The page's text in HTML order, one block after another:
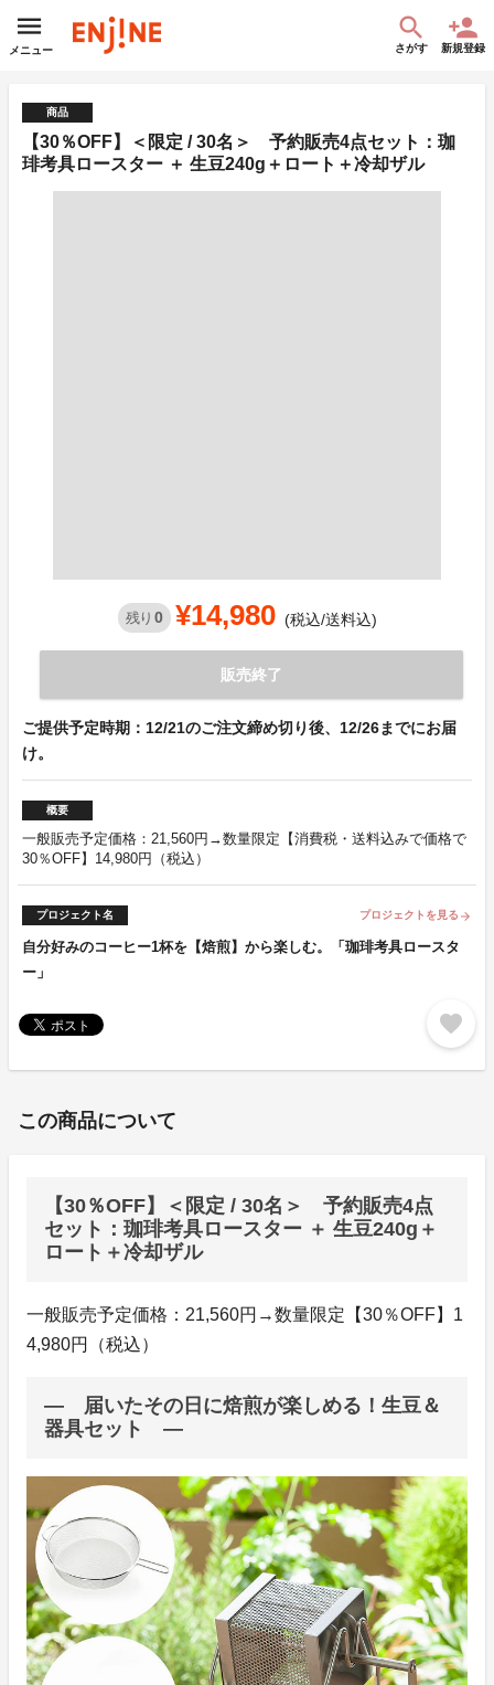
メニュー さがす 新規登録
商品
【30％OFF】＜限定 / 30名＞ 予約販売4点セット：珈
琲考具ロースター ＋ 生豆240g＋ロート＋冷却ザル
残り 0 ¥14,980 (税込/送料込)
販売終了
ご提供予定時期：12/21のご注文締め切り後、12/26までにお届
け。
概要
一般販売予定価格：21,560円→数量限定【消費税・送料込みで価格で
30％OFF】14,980円（税込）
プロジェクト名 プロジェクトを見る arrow_forward
自分好みのコーヒー1杯を【焙煎】から楽しむ。「珈琲考具ロースタ
ー」
favorite
この商品について
【30％OFF】＜限定 / 30名＞ 予約販売4点
セット：珈琲考具ロースター ＋ 生豆240g＋
ロート＋冷却ザル
一般販売予定価格：21,560円→数量限定【30％OFF】1
4,980円（税込）
― 届いたその日に焙煎が楽しめる！生豆＆
器具セット ―